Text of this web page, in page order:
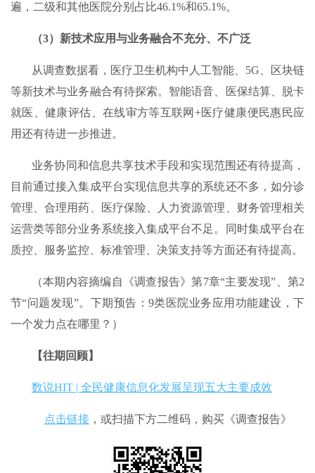
遍，二级和其他医院分别占比46.1%和65.1%。
（3）新技术应用与业务融合不充分、不广泛
从调查数据看，医疗卫生机构中人工智能、5G、区块链
等新技术与业务融合有待探索。智能语音、医保结算、脱卡
就医、健康评估、在线审方等互联网+医疗健康便民惠民应
用还有待进一步推进。
业务协同和信息共享技术手段和实现范围还有待提高，
目前通过接入集成平台实现信息共享的系统还不多，如分诊
管理、合理用药、医疗保险、人力资源管理、财务管理相关
运营类等部分业务系统接入集成平台不足。同时集成平台在
质控、服务监控、标准管理、决策支持等方面还有待提高。
（本期内容摘编自《调查报告》第7章“主要发现”、第2
节“问题发现”。下期预告：9类医院业务应用功能建设，下
一个发力点在哪里？）
【往期回顾】
数说HIT | 全民健康信息化发展呈现五大主要成效
点击链接 ，或扫描下方二维码，购买《调查报告》